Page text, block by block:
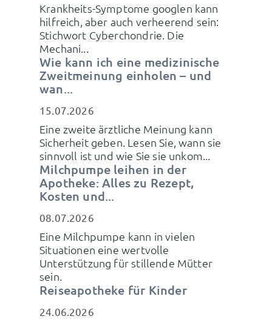
Krankheits-Symptome googlen kann
hilfreich, aber auch verheerend sein:
Stichwort Cyberchondrie. Die
Mechani...
Wie kann ich eine medizinische
Zweitmeinung einholen – und
wan...
15.07.2026
Eine zweite ärztliche Meinung kann
Sicherheit geben. Lesen Sie, wann sie
sinnvoll ist und wie Sie sie unkom...
Milchpumpe leihen in der
Apotheke: Alles zu Rezept,
Kosten und...
08.07.2026
Eine Milchpumpe kann in vielen
Situationen eine wertvolle
Unterstützung für stillende Mütter
sein.
Reiseapotheke für Kinder
24.06.2026